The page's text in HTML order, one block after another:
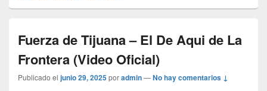
Fuerza de Tijuana – El De Aqui de La
Frontera (Video Oficial)
Publicado el junio 29, 2025poradmin—No hay comentarios ↓